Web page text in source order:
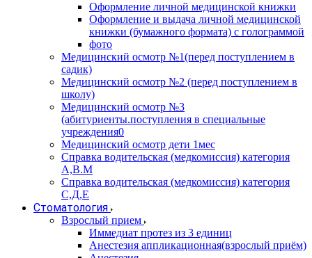
Оформление личной медицинской книжки
Оформление и выдача личной медицинской
книжки (бумажного формата) с голограммой
фото
Медицинский осмотр №1(перед поступлением в
садик)
Медицинский осмотр №2 (перед поступлением в
школу)
Медицинский осмотр №3
(абитуриенты.поступления в специальные
учреждения0
Медицинский осмотр дети 1мес
Справка водительская (медкомиссия) категория
А,В.М
Справка водительская (медкомиссия) категория
С,Д,Е
Стоматология
Взрослый прием
Иммедиат протез из 3 единиц
Анестезия аппликационная(взрослый приём)